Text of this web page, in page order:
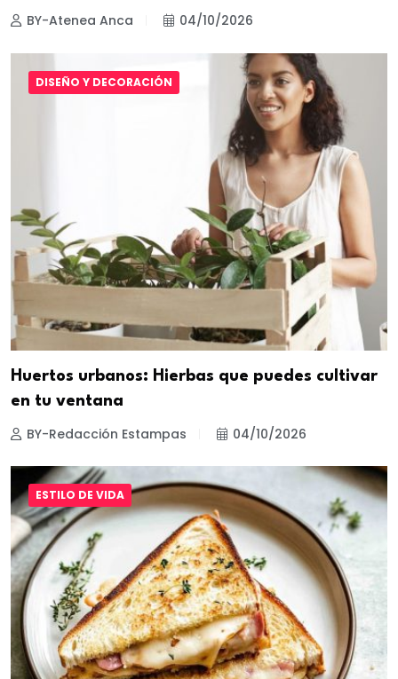
BY-Atenea Anca 04/10/2026
DISEÑO Y DECORACIÓN
Huertos urbanos: Hierbas que puedes cultivar
en tu ventana
BY-Redacción Estampas 04/10/2026
ESTILO DE VIDA